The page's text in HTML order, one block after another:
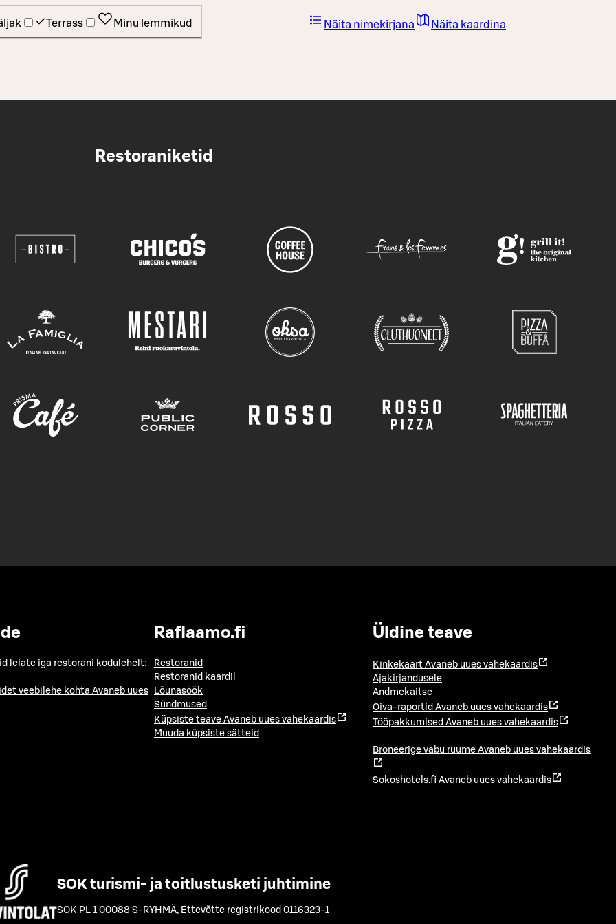
Terrass Minu lemmikud Näita nimekirjana Näita kaardina
Restoraniketid
leiate iga restorani kodulehelt:
veebilehe kohta Avaneb uues
Raflaamo.fi
Restoranid
Restoranid kaardil
Lõunasöök
Sündmused
Küpsiste teave Avaneb uues vahekaardis
Muuda küpsiste sätteid
Üldine teave
Kinkekaart Avaneb uues vahekaardis
Ajakirjandusele
Andmekaitse
Oiva-raportid Avaneb uues vahekaardis
Tööpakkumised Avaneb uues vahekaardis
Broneerige vabu ruume Avaneb uues vahekaardis
Sokoshotels.fi Avaneb uues vahekaardis
SOK turismi- ja toitlustusketi juhtimine
SOK PL 1 00088 S-RYHMÄ, Ettevõtte registrikood 0116323-1